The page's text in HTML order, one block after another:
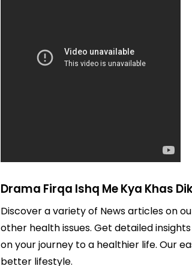
Drama Firqa Ishq Me Kya Khas
Discover a variety of News articles on
other health issues. Get detailed
on your journey to a healthier life. Our
better lifestyle.